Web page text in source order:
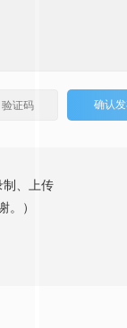
确认
制、上传
）